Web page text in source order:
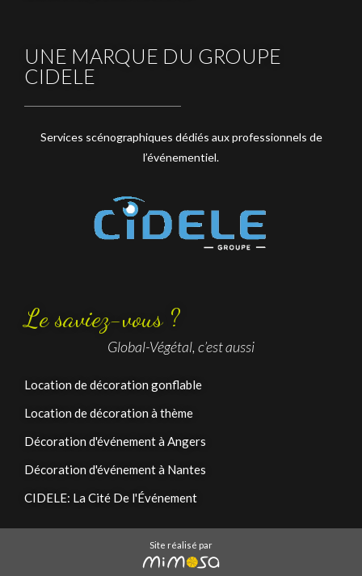
UNE MARQUE DU GROUPE
CIDELE
Services scénographiques dédiés aux professionnels de
l’événementiel.
Le saviez-vous ?
Global-Végétal, c’est aussi
Location de décoration gonflable
Location de décoration à thème
Décoration d'événement à Angers
Décoration d'événement à Nantes
CIDELE: La Cité De l'Événement
Site réalisé par